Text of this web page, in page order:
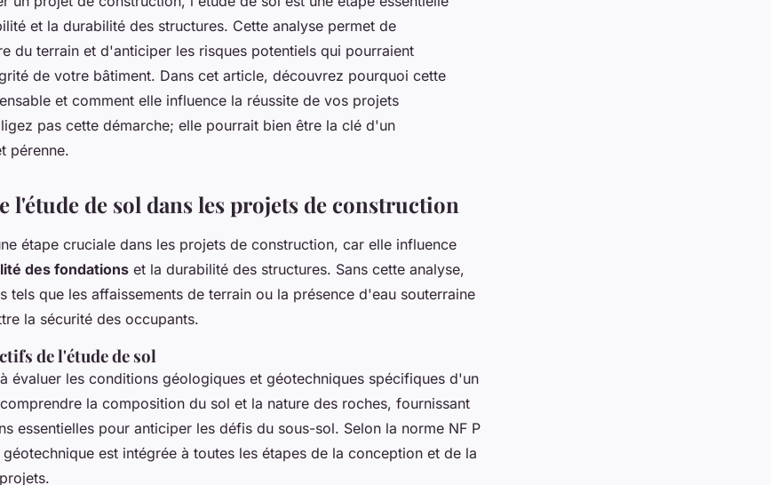
et la durabilité des structures. Cette analyse permet de
du terrain et d'anticiper les risques potentiels qui pourraient
de votre bâtiment. Dans cet article, découvrez pourquoi cette
et comment elle influence la réussite de vos projets
pas cette démarche; elle pourrait bien être la clé d'un
pérenne.
l'étude de sol dans les projets de construction
étape cruciale dans les projets de construction, car elle influence
des fondations et la durabilité des structures. Sans cette analyse,
tels que les affaissements de terrain ou la présence d'eau souterraine
la sécurité des occupants.
de l'étude de sol
évaluer les conditions géologiques et géotechniques spécifiques d'un
la composition du sol et la nature des roches, fournissant
essentielles pour anticiper les défis du sous-sol. Selon la norme NF P
est intégrée à toutes les étapes de la conception et de la